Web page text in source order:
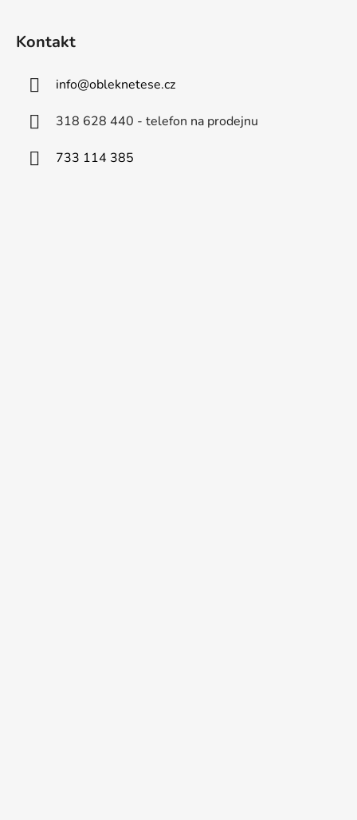
Kontakt
info@obleknetese.cz
318 628 440 - telefon na prodejnu
733 114 385